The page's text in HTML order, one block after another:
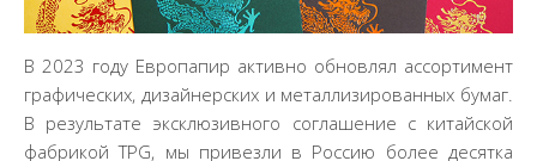
В 2023 году Европапир активно обновлял ассортимент
графических, дизайнерских и металлизированных бумаг.
В результате эксклюзивного соглашение с китайской
фабрикой TPG, мы привезли в Россию более десятка